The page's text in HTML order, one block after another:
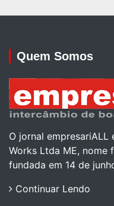
Quem Somos
O jornal
Works Ltda ME, nome
fundada em 14 de
Continuar Lendo